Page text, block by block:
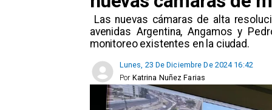
Las nuevas cámaras de alta
avenidas Argentina, Angamos y
monitoreo existentes en la ciudad.
Lunes, 23 De Diciembre De 2024 16:42
Katrina Nuñez Farias
Por